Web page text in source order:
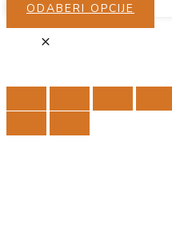
ODABERI OPCIJE